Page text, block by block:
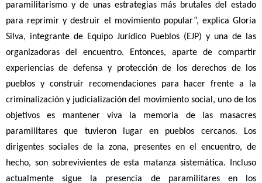
paramilitarismo y de unas estrategias más brutales del estado
para reprimir y destruir el movimiento popular”, explica Gloria
Silva, integrante de Equipo Jurídico Pueblos (EJP) y una de las
organizadoras del encuentro. Entonces, aparte de compartir
experiencias de defensa y protección de los derechos de los
pueblos y construir recomendaciones para hacer frente a la
criminalización y judicialización del movimiento social, uno de los
objetivos es mantener viva la memoria de las masacres
paramilitares que tuvieron lugar en pueblos cercanos. Los
dirigentes sociales de la zona, presentes en el encuentro, de
hecho, son sobrevivientes de esta matanza sistemática. Incluso
actualmente sigue la presencia de paramilitares en los